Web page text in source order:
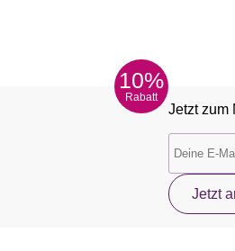
10%
Rabatt
Jetzt zum
Jetzt